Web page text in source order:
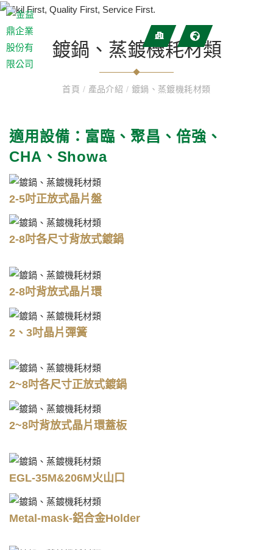
鍍鍋、蒸鍍機耗材類
首頁 / 產品介紹 / 鍍鍋、蒸鍍機耗材類
適用設備：富臨、聚昌、倍強、
CHA、Showa
2-5吋正放式晶片盤
2-8吋各尺寸背放式鍍鍋
2-8吋背放式晶片環
2、3吋晶片彈簧
2~8吋各尺寸正放式鍍鍋
2~8吋背放式晶片環蓋板
EGL-35M&206M火山口
Metal-mask-鋁合金Holder